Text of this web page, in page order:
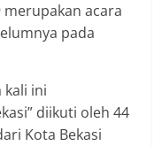
merupakan acara
pada
kali ini
diikuti oleh 44
Kota Bekasi